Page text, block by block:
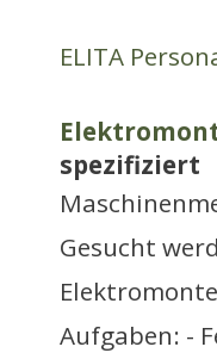
ELITA
spezifiziert
Gesucht
Aufgaben: -